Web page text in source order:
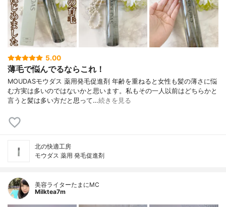
5.00
薄毛で悩んでるならこれ！
MOUDASモウダス 薬用発毛促進剤 年齢を重ねると女性も髪の薄さに悩
む方実は多いのではないかと思います。私もその一人以前はどちらかと
言うと髪は多い方だと思って…続きを見る
北の快適工房
モウダス 薬用 発毛促進剤
美容ライターたまにMC
Milktea7m